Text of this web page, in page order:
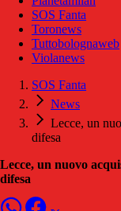
SOS Fanta
Toronews
Tuttobolognaweb
Violanews
SOS Fanta
News
Lecce, un
difesa
Lecce, un nuovo
difesa